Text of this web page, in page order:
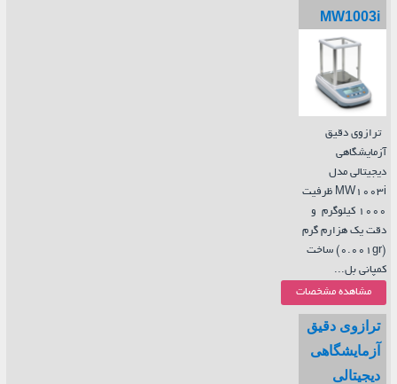
MW1003i
ترازوی دقیق
آزمایشگاهی
دیجیتالی مدل
MW1003i ظرفیت
1000 کیلوگرم و
دقت یک هزارم گرم
(0.001gr) ساخت
کمپانی بل...
مشاهده مشخصات
ترازوی دقیق
آزمایشگاهی
دیجیتالی